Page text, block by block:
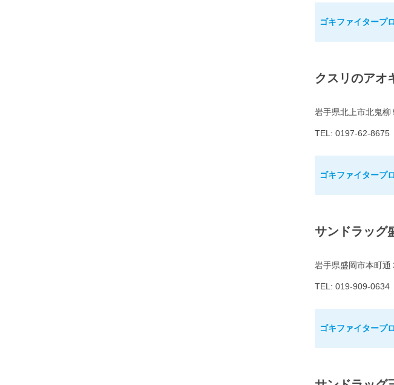
ゴキファイタープ
クスリのアオ
岩手県北上市北鬼柳
TEL: 0197-62-8675
ゴキファイタープ
サンドラッグ
岩手県盛岡市本町通
TEL: 019-909-0634
ゴキファイタープ